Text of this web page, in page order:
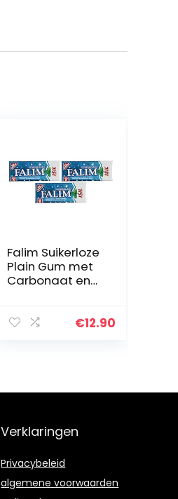
Falim Suikerloze
Plain Gum met
Carbonaat en
Pack, 100 Stuks
€12.90
Verklaringen
Privacybeleid
algemene voorwaarden